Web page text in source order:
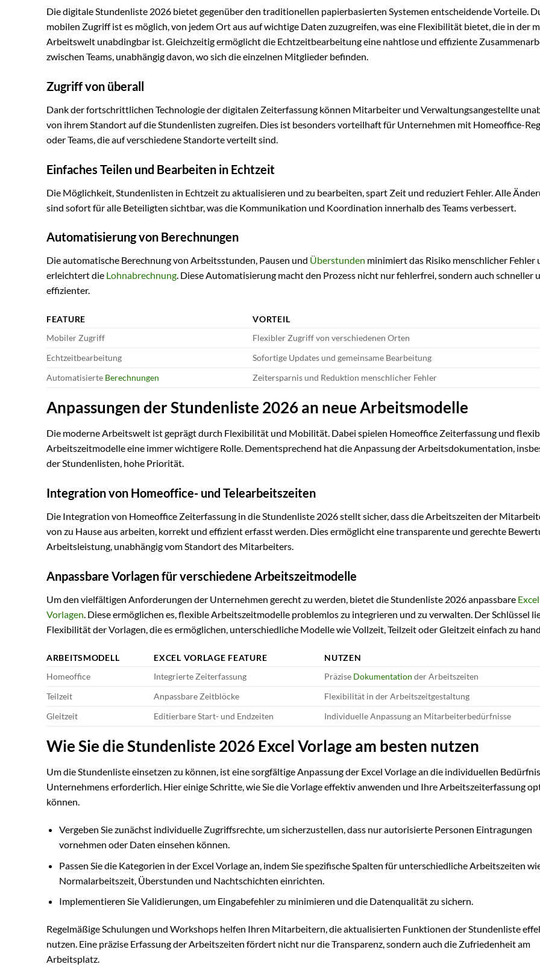
Die digitale Stundenliste 2026 bietet gegenüber den traditionellen papierbasierten Systemen entscheidende Vorteile.
mobilen Zugriff ist es möglich, von jedem Ort aus auf wichtige Daten zuzugreifen, was eine Flexibilität bietet, die in der
Arbeitswelt unabdingbar ist. Gleichzeitig ermöglicht die Echtzeitbearbeitung eine nahtlose und effiziente
zwischen Teams, unabhängig davon, wo sich die einzelnen Mitglieder befinden.
Zugriff von überall
Dank der fortschrittlichen Technologie der digitalen Zeiterfassung können Mitarbeiter und Verwaltungsangestellte
von ihrem Standort auf die Stundenlisten zugreifen. Dies ist besonders vorteilhaft für Unternehmen mit Homeoffice-
oder Teams, die auf verschiedene Standorte verteilt sind.
Einfaches Teilen und Bearbeiten in Echtzeit
Die Möglichkeit, Stundenlisten in Echtzeit zu aktualisieren und zu bearbeiten, spart Zeit und reduziert Fehler. Alle
sind sofort für alle Beteiligten sichtbar, was die Kommunikation und Koordination innerhalb des Teams verbessert.
Automatisierung von Berechnungen
Die automatische Berechnung von Arbeitsstunden, Pausen und Überstunden minimiert das Risiko menschlicher Fehler
erleichtert die Lohnabrechnung. Diese Automatisierung macht den Prozess nicht nur fehlerfrei, sondern auch schneller
effizienter.
FEATURE
VORTEIL
Mobiler Zugriff
Flexibler Zugriff von verschiedenen Orten
Echtzeitbearbeitung
Sofortige Updates und gemeinsame Bearbeitung
Automatisierte Berechnungen Zeitersparnis und Reduktion menschlicher Fehler
Anpassungen der Stundenliste 2026 an neue Arbeitsmodelle
Die moderne Arbeitswelt ist geprägt durch Flexibilität und Mobilität. Dabei spielen Homeoffice Zeiterfassung und
Arbeitszeitmodelle eine immer wichtigere Rolle. Dementsprechend hat die Anpassung der Arbeitsdokumentation,
der Stundenlisten, hohe Priorität.
Integration von Homeoffice- und Telearbeitszeiten
Die Integration von Homeoffice Zeiterfassung in die Stundenliste 2026 stellt sicher, dass die Arbeitszeiten der
von zu Hause aus arbeiten, korrekt und effizient erfasst werden. Dies ermöglicht eine transparente und gerechte
Arbeitsleistung, unabhängig vom Standort des Mitarbeiters.
Anpassbare Vorlagen für verschiedene Arbeitszeitmodelle
Um den vielfältigen Anforderungen der Unternehmen gerecht zu werden, bietet die Stundenliste 2026 anpassbare Excel
Vorlagen . Diese ermöglichen es, flexible Arbeitszeitmodelle problemlos zu integrieren und zu verwalten. Der Schlüssel
Flexibilität der Vorlagen, die es ermöglichen, unterschiedliche Modelle wie Vollzeit, Teilzeit oder Gleitzeit einfach zu
ARBEITSMODELL EXCEL VORLAGE FEATURE
NUTZEN
Homeoffice
Integrierte Zeiterfassung Präzise Dokumentation der Arbeitszeiten
Teilzeit
Anpassbare Zeitblöcke
Flexibilität in der Arbeitszeitgestaltung
Gleitzeit
Editierbare Start- und Endzeiten Individuelle Anpassung an Mitarbeiterbedürfnisse
Wie Sie die Stundenliste 2026 Excel Vorlage am besten nutzen
Um die Stundenliste einsetzen zu können, ist eine sorgfältige Anpassung der Excel Vorlage an die individuellen
Unternehmens erforderlich. Hier einige Schritte, wie Sie die Vorlage effektiv anwenden und Ihre Arbeitszeiterfassung
können.
Vergeben Sie zunächst individuelle Zugriffsrechte, um sicherzustellen, dass nur autorisierte Personen Eintragungen
vornehmen oder Daten einsehen können.
Passen Sie die Kategorien in der Excel Vorlage an, indem Sie spezifische Spalten für unterschiedliche Arbeitszeiten
Normalarbeitszeit, Überstunden und Nachtschichten einrichten.
Implementieren Sie Validierungen, um Eingabefehler zu minimieren und die Datenqualität zu sichern.
Regelmäßige Schulungen und Workshops helfen Ihren Mitarbeitern, die aktualisierten Funktionen der Stundenliste
nutzen. Eine präzise Erfassung der Arbeitszeiten fördert nicht nur die Transparenz, sondern auch die Zufriedenheit am
Arbeitsplatz.